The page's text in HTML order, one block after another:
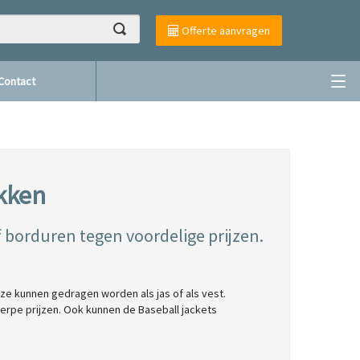
Offerte aanvragen
borduren tegen voordelige prijzen.
kunnen gedragen worden als jas of als vest.
prijzen. Ook kunnen de Baseball jackets